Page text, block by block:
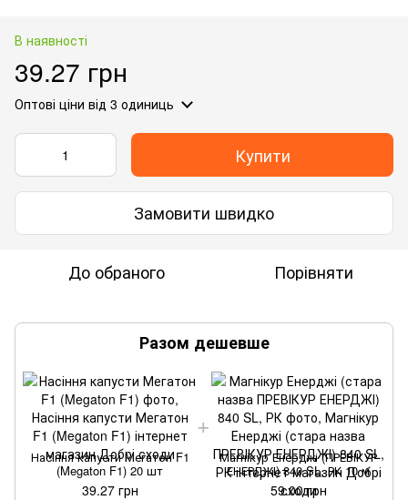
В наявності
39.27 грн
Оптові ціни від 3 одиниць
Купити
Замовити швидко
До обраного Порівняти
Разом дешевше
Насіння капусти Мегатон F1
(Megaton F1) 20 шт
39.27 грн
Магнікур Енерджі (ПРЕВІКУР
ЕНЕРДЖІ) 840 SL, РК 10 м
59.00 грн